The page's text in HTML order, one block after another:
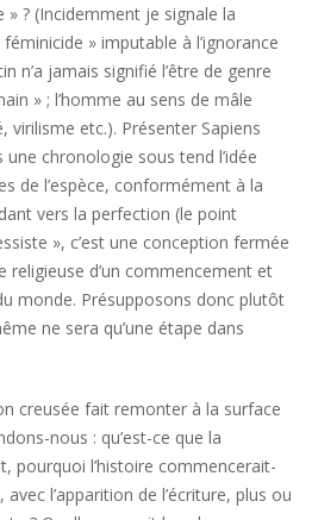
? (Incidemment je signale la
» imputable à l’ignorance
n’a jamais signifié l’être de genre
» ; l’homme au sens de mâle
virilisme etc.). Présenter Sapiens
chronologie sous tend l’idée
de l’espèce, conformément à la
vers la perfection (le point
», c’est une conception fermée
religieuse d’un commencement et
monde. Présupposons donc plutôt
ne sera qu’une étape dans
creusée fait remonter à la surface
nous : qu’est-ce que la
pourquoi l’histoire commencerait-
l’apparition de l’écriture, plus ou